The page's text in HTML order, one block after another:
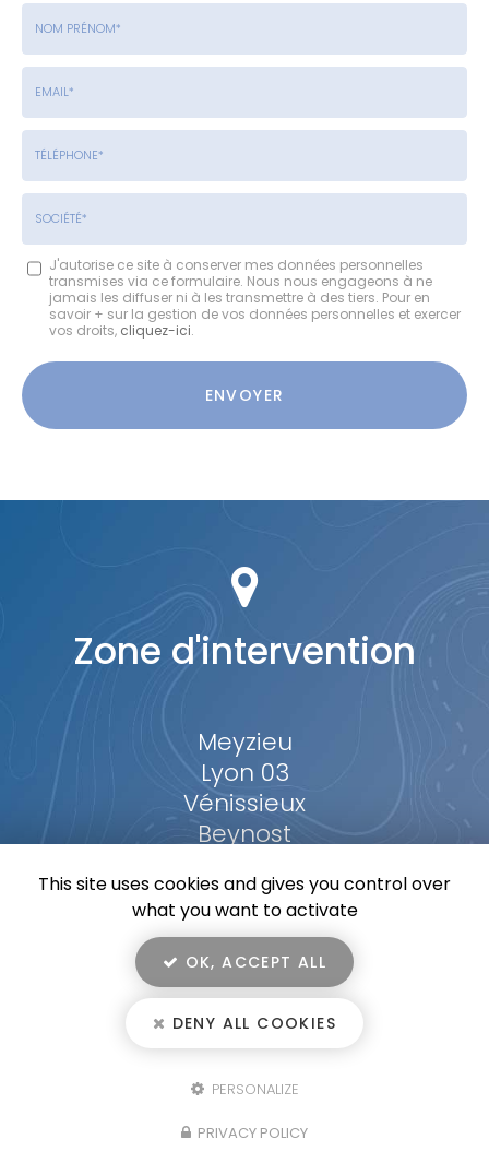
Nom
Prénom
*
Email
*
Tél.
SociétéJ'autorise ce site à conserver mes données personnelles
transmises via ce formulaire. Nous nous engageons à ne
jamais les diffuser ni à les transmettre à des tiers. Pour en
savoir + sur la gestion de vos données personnelles et exercer
vos droits, cliquez-ici.
Acceptation
RGPD
*
ENVOYER
Zone d'intervention
Meyzieu
Lyon 03
Vénissieux
Beynost
En savoir +
Fermer
Notre savoir-faire : Entreprise de climatisation à
HOMENERGY, entreprise de climatisation dans l'ouest lyonnais
Mentions légales -Plan du site-Liens utiles
Cookies
Demande de Devis
This site uses cookies and gives you control over
what you want to activate
OK, ACCEPT ALL
DENY ALL COOKIES
PERSONALIZE
PRIVACY POLICY